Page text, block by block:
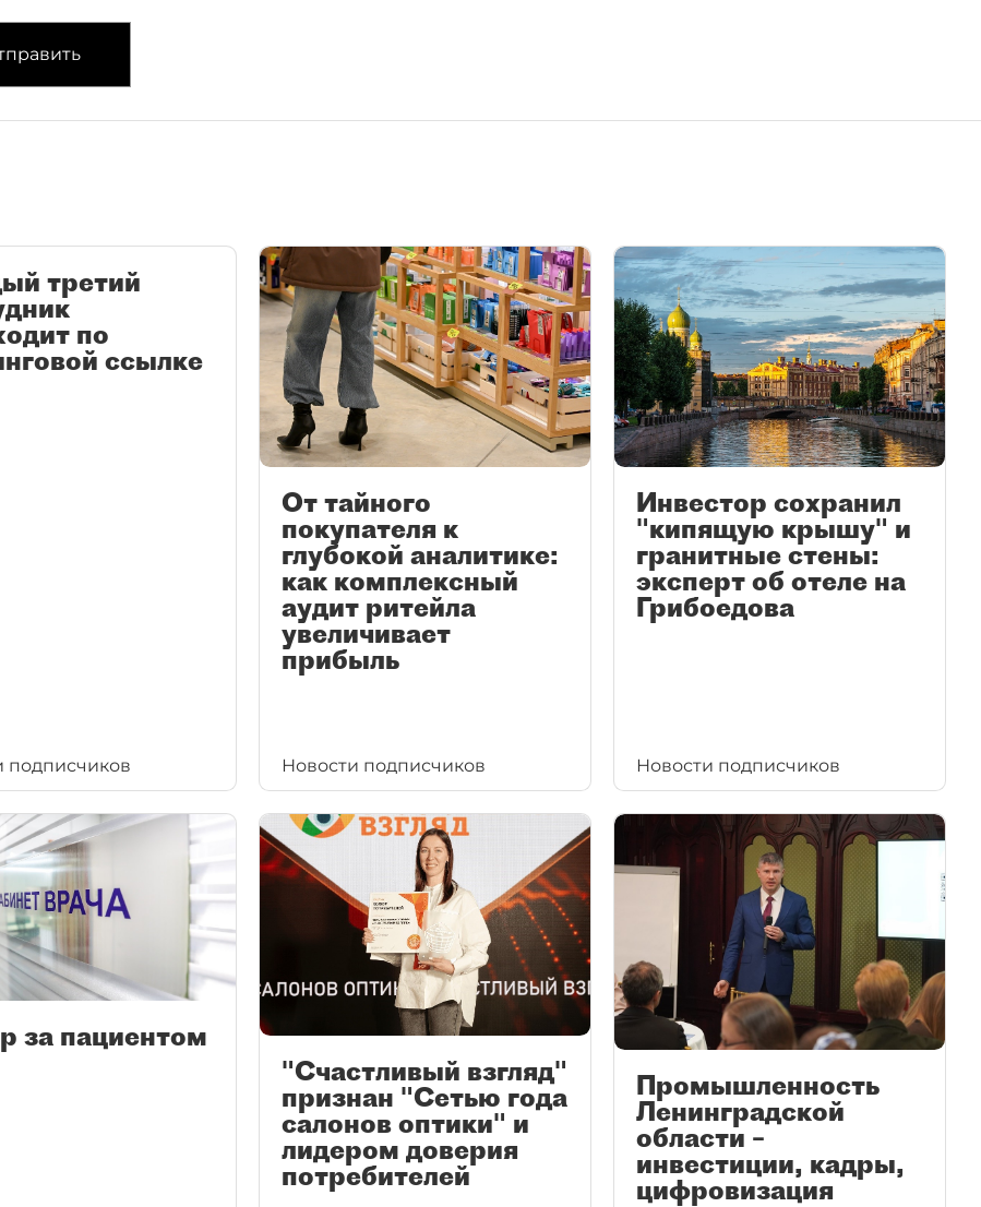
третий
по
ссылке
подписчиков
От тайного
покупателя к
глубокой аналитике:
как комплексный
аудит ритейла
увеличивает
прибыль
Новости подписчиков
Инвестор сохранил
"кипящую крышу" и
гранитные стены:
эксперт об отеле на
Грибоедова
Новости подписчиков
за пациентом
"Счастливый взгляд"
признан "Сетью года
салонов оптики" и
лидером доверия
потребителей
Промышленность
Ленинградской
области –
инвестиции, кадры,
цифровизация